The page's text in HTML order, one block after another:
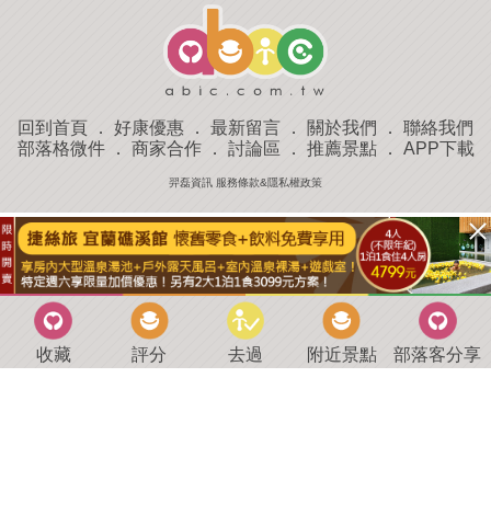
回到首頁 ． 好康優惠 ． 最新留言 ． 關於我們 ． 聯絡我們
部落格微件． 商家合作． 討論區 ． 推薦景點． APP下載
羿磊資訊 服務條款&隱私權政策
收藏 評分 去過 附近景點 部落客分享